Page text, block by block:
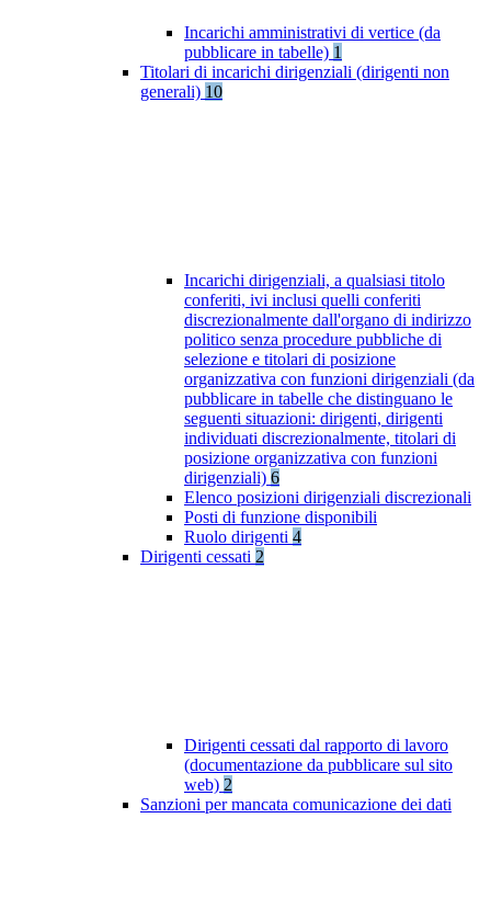
Incarichi amministrativi di vertice (da
pubblicare in tabelle) 1
Titolari di incarichi dirigenziali (dirigenti non
generali) 10
Incarichi dirigenziali, a qualsiasi titolo
conferiti, ivi inclusi quelli conferiti
discrezionalmente dall'organo di indirizzo
politico senza procedure pubbliche di
selezione e titolari di posizione
organizzativa con funzioni dirigenziali (da
pubblicare in tabelle che distinguano le
seguenti situazioni: dirigenti, dirigenti
individuati discrezionalmente, titolari di
posizione organizzativa con funzioni
dirigenziali) 6
Elenco posizioni dirigenziali discrezionali
Posti di funzione disponibili
Ruolo dirigenti 4
Dirigenti cessati 2
Dirigenti cessati dal rapporto di lavoro
(documentazione da pubblicare sul sito
web) 2
Sanzioni per mancata comunicazione dei dati